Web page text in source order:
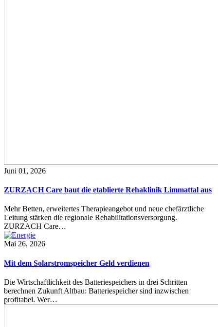
Juni 01, 2026
ZURZACH Care baut die etablierte Rehaklinik Limmattal aus
Mehr Betten, erweitertes Therapieangebot und neue chefärztliche
Leitung stärken die regionale Rehabilitationsversorgung.
ZURZACH Care…
Mai 26, 2026
Mit dem Solarstromspeicher Geld verdienen
Die Wirtschaftlichkeit des Batteriespeichers in drei Schritten
berechnen Zukunft Altbau: Batteriespeicher sind inzwischen
profitabel. Wer…